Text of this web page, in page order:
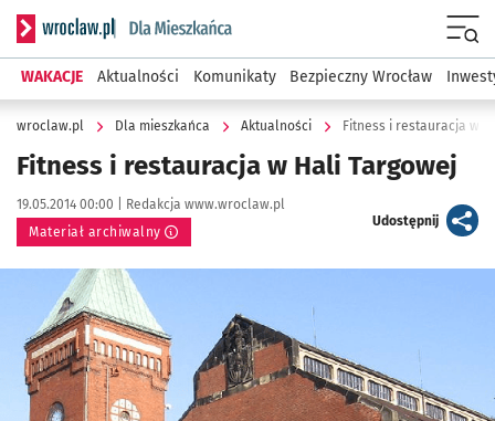
Serwis informacyjny wroclaw.pl podserwis: Dla mieszkańca
WAKACJE Aktualności Komunikaty Bezpieczny Wrocław
wroclaw.pl Dla mieszkańca Aktualności Fitness i restauracja w
Fitness i restauracja w Hali Targowej
Data publikacji:
19.05.2014 00:00 | Autor:
Redakcja www.wroclaw.pl
Materiał archiwalny
Udostępnijartykuł
Kliknij, aby powiększyć